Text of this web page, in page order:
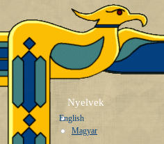
Nyelvek
English
Magyar